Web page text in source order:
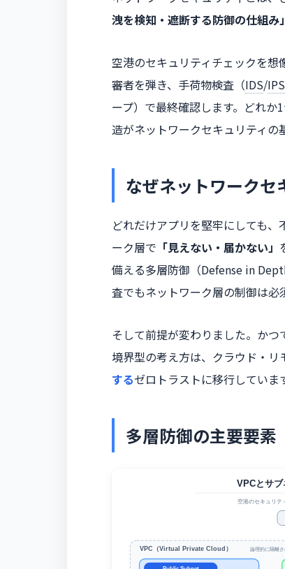
洩を検知・遮断する防御の仕組み」
空港のセキュリティチェックを
審者を弾き、手荷物検査（IDS/IPS
ープ）で最終確認します。どれ
造がネットワークセキュリティの
なぜネットワークセ
どれだけアプリを堅牢にしても
ーク層で 「見えない・届かない」
備える多層防御（Defense in
査でもネットワーク層の制御は必
そして前提が変わりました。かつ
境界型の考え方は、クラウド・リ
するゼロトラストに移行していま
多層防御の主要要素